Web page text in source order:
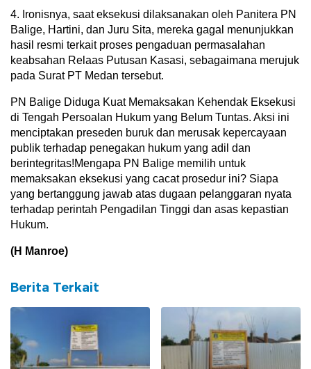
4. Ironisnya, saat eksekusi dilaksanakan oleh Panitera PN
Balige, Hartini, dan Juru Sita, mereka gagal menunjukkan
hasil resmi terkait proses pengaduan permasalahan
keabsahan Relaas Putusan Kasasi, sebagaimana merujuk
pada Surat PT Medan tersebut.
PN Balige Diduga Kuat Memaksakan Kehendak Eksekusi
di Tengah Persoalan Hukum yang Belum Tuntas. Aksi ini
menciptakan preseden buruk dan merusak kepercayaan
publik terhadap penegakan hukum yang adil dan
berintegritas!Mengapa PN Balige memilih untuk
memaksakan eksekusi yang cacat prosedur ini? Siapa
yang bertanggung jawab atas dugaan pelanggaran nyata
terhadap perintah Pengadilan Tinggi dan asas kepastian
Hukum.
(H Manroe)
Berita Terkait